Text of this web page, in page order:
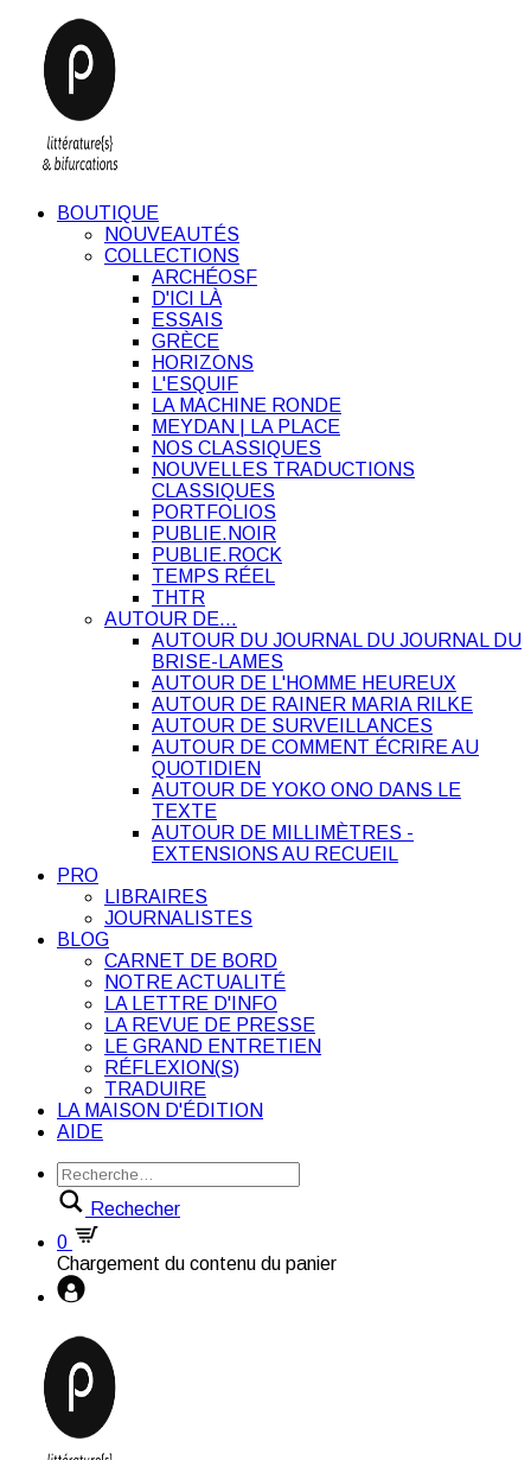
BOUTIQUE
NOUVEAUTÉS
COLLECTIONS
ARCHÉOSF
D'ICI LÀ
ESSAIS
GRÈCE
HORIZONS
L'ESQUIF
LA MACHINE RONDE
MEYDAN | LA PLACE
NOS CLASSIQUES
NOUVELLES TRADUCTIONS
CLASSIQUES
PORTFOLIOS
PUBLIE.NOIR
PUBLIE.ROCK
TEMPS RÉEL
THTR
AUTOUR DE…
AUTOUR DU JOURNAL DU JOURNAL DU
BRISE-LAMES
AUTOUR DE L'HOMME HEUREUX
AUTOUR DE RAINER MARIA RILKE
AUTOUR DE SURVEILLANCES
AUTOUR DE COMMENT ÉCRIRE AU
QUOTIDIEN
AUTOUR DE YOKO ONO DANS LE
TEXTE
AUTOUR DE MILLIMÈTRES -
EXTENSIONS AU RECUEIL
PRO
LIBRAIRES
JOURNALISTES
BLOG
CARNET DE BORD
NOTRE ACTUALITÉ
LA LETTRE D'INFO
LA REVUE DE PRESSE
LE GRAND ENTRETIEN
RÉFLEXION(S)
TRADUIRE
LA MAISON D'ÉDITION
AIDE
Rechecher
0
Chargement du contenu du panier